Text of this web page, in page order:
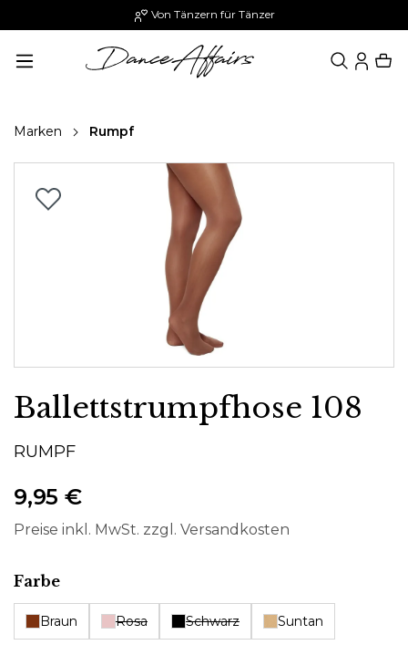
Von Tänzern für Tänzer
Marken Rumpf
Bildergalerie überspringen
Ballettstrumpfhose 108
RUMPF
9,95 €
Preise inkl. MwSt. zzgl. Versandkosten
Farbeauswählen
Braun Rosa Schwarz Suntan